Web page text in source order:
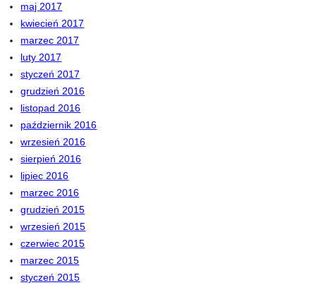
maj 2017
kwiecień 2017
marzec 2017
luty 2017
styczeń 2017
grudzień 2016
listopad 2016
październik 2016
wrzesień 2016
sierpień 2016
lipiec 2016
marzec 2016
grudzień 2015
wrzesień 2015
czerwiec 2015
marzec 2015
styczeń 2015